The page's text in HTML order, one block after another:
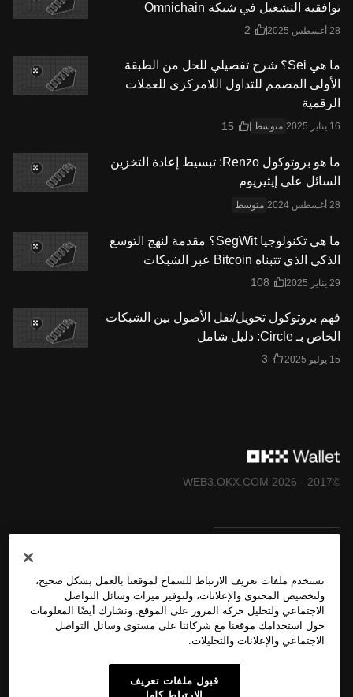
توافقية التشغيل في شبكة Omnichain
ما هي Sei؟ شرح تفصيلي للحل من الطبقة
الأولى المصمم للتداول اللامركزي للعملات
الرقمية
متوسط
ما هو بروتوكول Renzo: تبسيط إعادة التخزين
السائل على إيثيريوم
متوسط
ما هي تكنولوجيا SegWit؟ مقدمة لنهج التوسع
الذكي الذي تتبناه Bitcoin عبر الشبكات
فهم بروتوكول تحويل/نقل الأصول بين الشبكات
الخاص بـ Circle: دليل شامل
©2017 - 2026 WEB3.OKX.COM
المزيد عن OKX Web3
نستخدم ملفات تعريف الارتباط للسماح لموقعنا بالعمل بشكل صحيح،
ولتخصيص المحتوى والإعلانات، ولتوفير ميزات وسائل التواصل
الاجتماعي ولتحليل حركة المرور على الموقع. ونشارك أيضًا المعلومات
حول استخدامك موقعنا مع شركائنا على مستوى وسائل التواصل
الاجتماعي والإعلانات والتحليلات.
قبول ملفات تعريف